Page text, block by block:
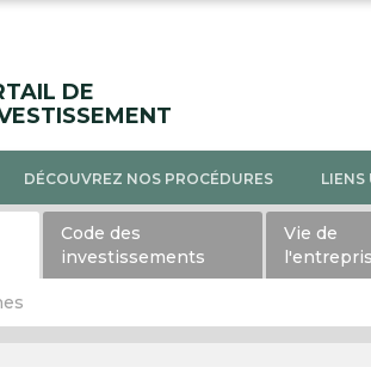
DE
DÉCOUVREZ NOS PROCÉDURES LIENS
Code des
investissements
Vie de